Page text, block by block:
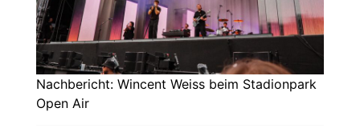
Nachbericht: Wincent Weiss beim Stadionpark
Open Air